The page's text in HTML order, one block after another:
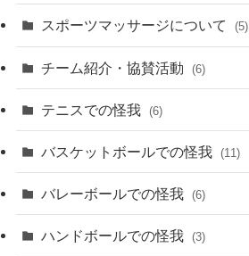
スポーツマッサージについて (5)
チーム紹介・協賛活動 (6)
テニスでの怪我 (6)
バスケットボールでの怪我 (11)
バレーボールでの怪我 (6)
ハンドボールでの怪我 (3)